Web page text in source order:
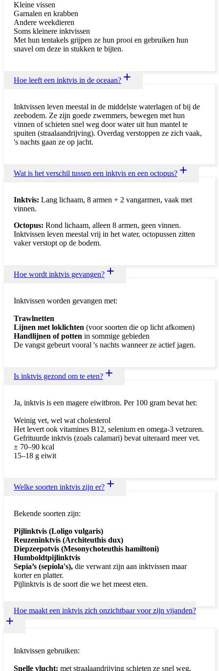
Kleine vissen
Garnalen en krabben
Andere weekdieren
Soms kleinere inktvissen
Met hun tentakels grijpen ze hun prooi en gebruiken hun
snavel om deze in stukken te bijten.
Hoe leeft een inktvis in de oceaan?
Inktvissen leven meestal in de middelste waterlagen of bij de
zeebodem. Ze zijn goede zwemmers, bewegen met hun
vinnen of schieten snel weg door water uit hun mantel te
spuiten (straalaandrijving). Overdag verstoppen ze zich vaak,
's nachts gaan ze op jacht.
Wat is het verschil tussen een inktvis en een octopus?
Inktvis: Lang lichaam, 8 armen + 2 vangarmen, vaak met
vinnen.
Octopus: Rond lichaam, alleen 8 armen, geen vinnen.
Inktvissen leven meestal vrij in het water, octopussen zitten
vaker verstopt op de bodem.
Hoe wordt inktvis gevangen?
Inktvissen worden gevangen met:
Trawlnetten
Lijnen met loklichten (voor soorten die op licht afkomen)
Handlijnen of potten in sommige gebieden
De vangst gebeurt vooral 's nachts wanneer ze actief jagen.
Is inktvis gezond om te eten?
Ja, inktvis is een magere eiwitbron. Per 100 gram bevat het:
Weinig vet, wel wat cholesterol
Het levert ook vitamines B12, selenium en omega-3 vetzuren.
Gefrituurde inktvis (zoals calamari) bevat uiteraard meer vet.
± 70–90 kcal
15–18 g eiwit
Welke soorten inktvis zijn er?
Bekende soorten zijn:
Pijlinktvis (Loligo vulgaris)
Reuzeninktvis (Architeuthis dux)
Diepzeepotvis (Mesonychoteuthis hamiltoni)
Humboldtpijlinktvis
Sepia’s (sepiola's), die verwant zijn aan inktvissen maar
korter en platter.
Pijlinktvis is de soort die we het meest eten.
Hoe maakt een inktvis zich onzichtbaar voor zijn vijanden?
Inktvissen gebruiken:
Snelle vlucht: met straalaandrijving schieten ze snel weg.